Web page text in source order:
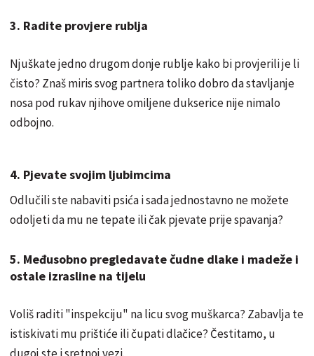
3. Radite provjere rublja
Njuškate jedno drugom donje rublje kako bi provjerili je li
čisto? Znaš miris svog partnera toliko dobro da stavljanje
nosa pod rukav njihove omiljene dukserice nije nimalo
odbojno.
4. Pjevate svojim ljubimcima
Odlučili ste nabaviti psića i sada jednostavno ne možete
odoljeti da mu ne tepate ili čak pjevate prije spavanja?
5. Međusobno pregledavate čudne dlake i madeže i
ostale izrasline na tijelu
Voliš raditi "inspekciju" na licu svog muškarca? Zabavlja te
istiskivati mu prištiće ili čupati dlačice? Čestitamo, u